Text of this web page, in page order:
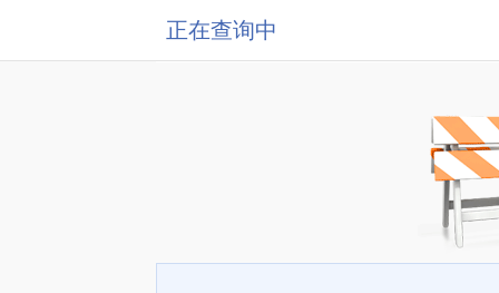
正在查询中